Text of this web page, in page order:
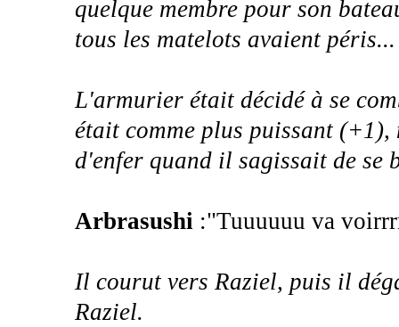
quelque membre pour son
tous les matelots avaient péris...
L'armurier était décidé à se
était comme plus puissant
d'enfer quand il sagissait de se
Arbrasushi :"Tuuuuuu va
Il courut vers Raziel, puis il
Raziel.